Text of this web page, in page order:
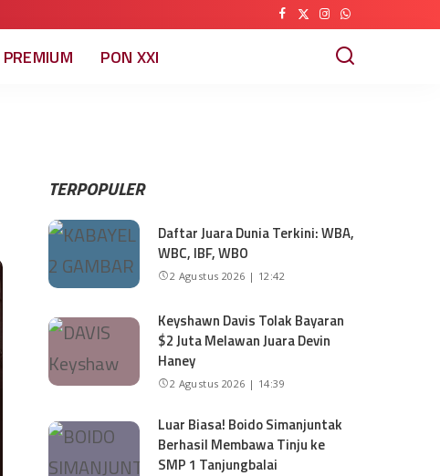
PREMIUM PON XXI
TERPOPULER
Daftar Juara Dunia Terkini: WBA,
WBC, IBF, WBO
2 Agustus 2026 | 12:42
Keyshawn Davis Tolak Bayaran
$2 Juta Melawan Juara Devin
Haney
2 Agustus 2026 | 14:39
Luar Biasa! Boido Simanjuntak
Berhasil Membawa Tinju ke
SMP 1 Tanjungbalai